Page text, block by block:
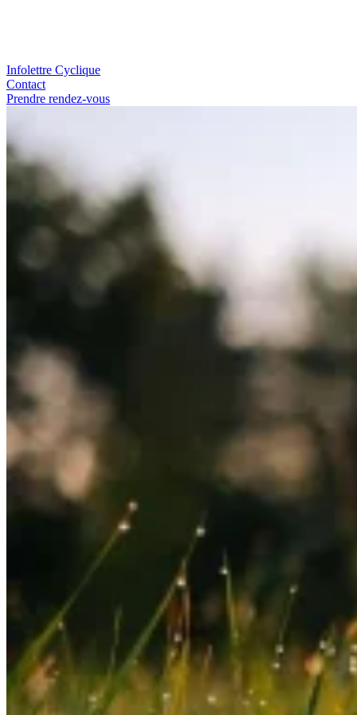
Infolettre Cyclique
Contact
Prendre rendez-vous